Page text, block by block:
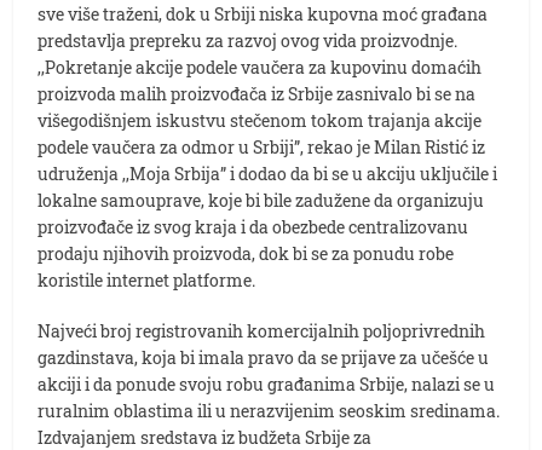
sve više traženi, dok u Srbiji niska kupovna moć građana
predstavlja prepreku za razvoj ovog vida proizvodnje.
,,Pokretanje akcije podele vaučera za kupovinu domaćih
proizvoda malih proizvođača iz Srbije zasnivalo bi se na
višegodišnjem iskustvu stečenom tokom trajanja akcije
podele vaučera za odmor u Srbiji”, rekao je Milan Ristić iz
udruženja ,,Moja Srbija” i dodao da bi se u akciju uključile i
lokalne samouprave, koje bi bile zadužene da organizuju
proizvođače iz svog kraja i da obezbede centralizovanu
prodaju njihovih proizvoda, dok bi se za ponudu robe
koristile internet platforme.
Najveći broj registrovanih komercijalnih poljoprivrednih
gazdinstava, koja bi imala pravo da se prijave za učešće u
akciji i da ponude svoju robu građanima Srbije, nalazi se u
ruralnim oblastima ili u nerazvijenim seoskim sredinama.
Izdvajanjem sredstava iz budžeta Srbije za